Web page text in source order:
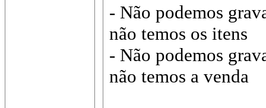
- Não podemos
não temos os itens
- Não podemos
não temos a venda